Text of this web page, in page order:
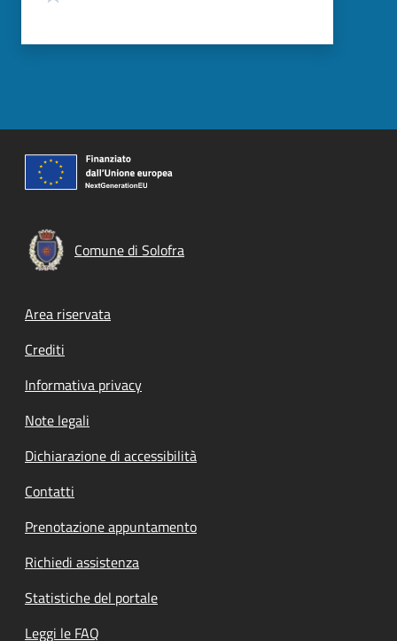
Comune di Solofra
Footer menu
Area riservata
Crediti
Informativa privacy
Note legali
Dichiarazione di accessibilità
Contatti
Prenotazione appuntamento
Richiedi assistenza
Statistiche del portale
Leggi le FAQ